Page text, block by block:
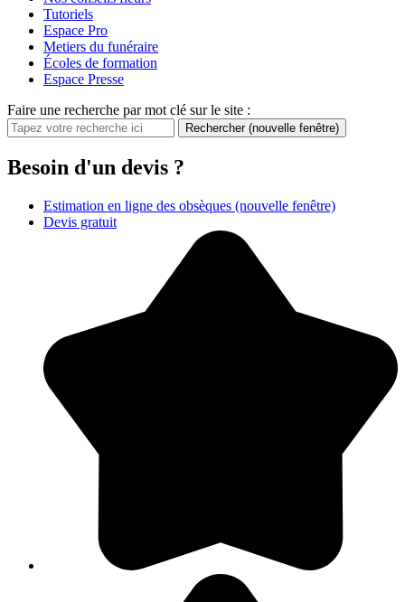
Tutoriels
Espace Pro
Metiers du funéraire
Écoles de formation
Espace Presse
Faire une recherche par mot clé sur le site :
Rechercher (nouvelle fenêtre)
Besoin d'un devis ?
Estimation en ligne des obsèques (nouvelle fenêtre)
Devis gratuit